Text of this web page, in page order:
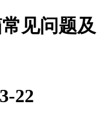
见问题及
22